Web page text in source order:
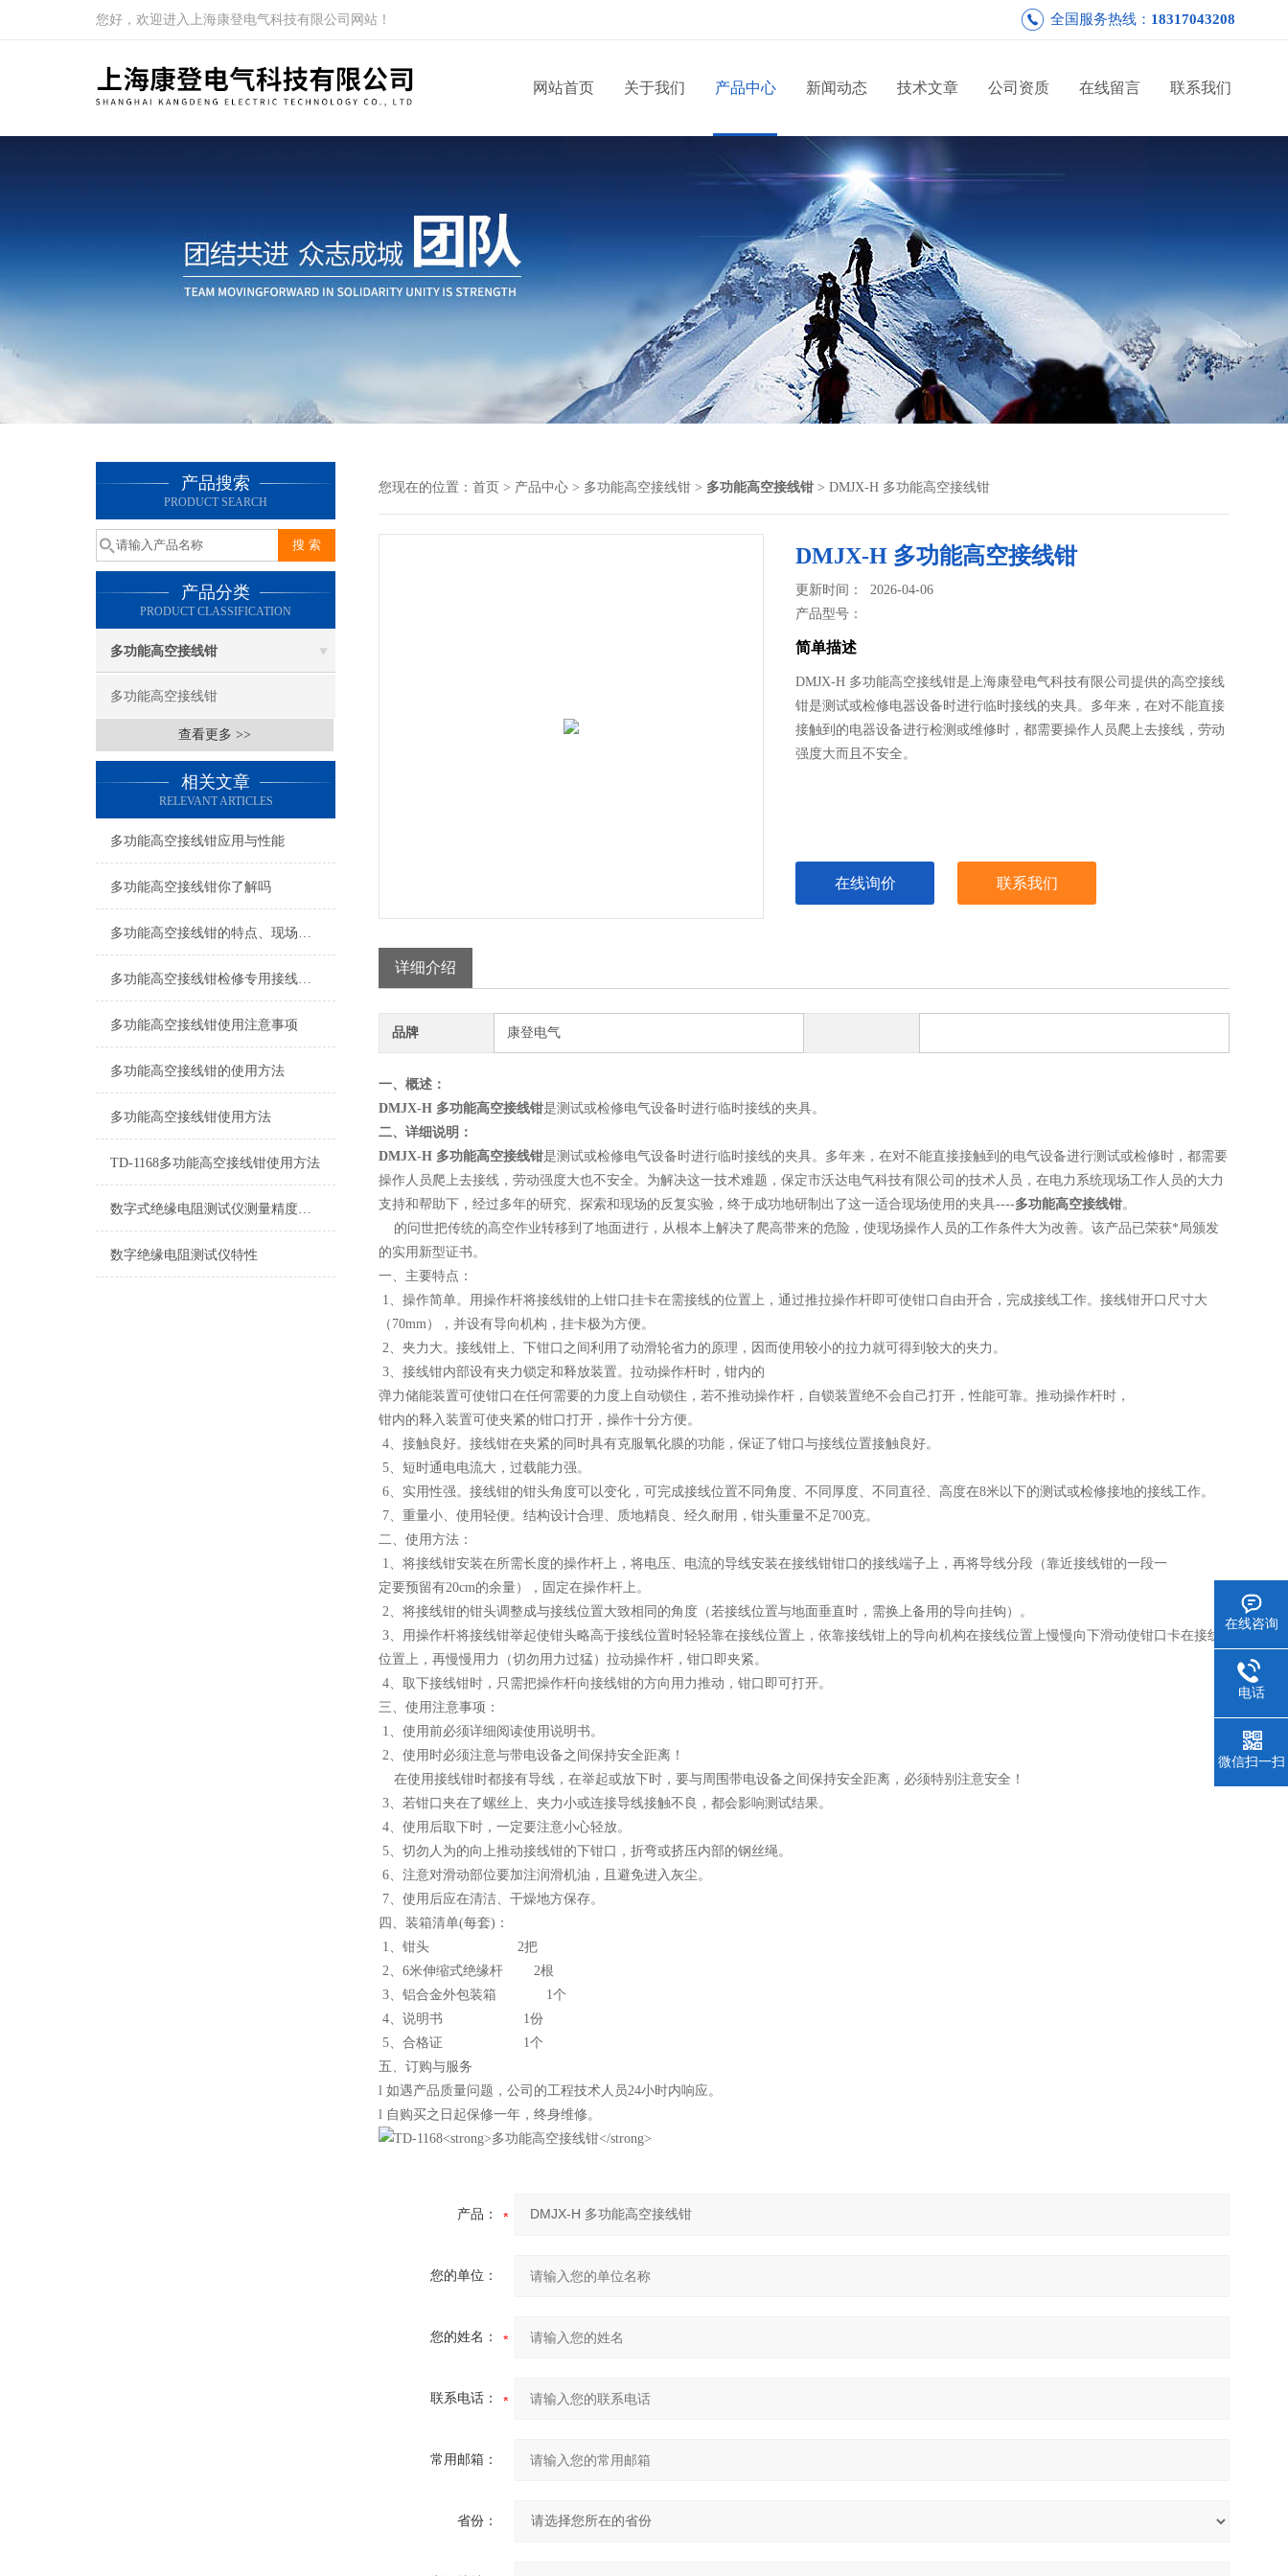
您好，欢迎进入上海康登电气科技有限公司网站！ 全国服务热线： 18317043208
网站首页 关于我们 产品中心 新闻动态 技术文章 公司资质 在线留言 联系我们
产品搜索
PRODUCT SEARCH
产品分类
PRODUCT CLASSIFICATION
多功能高空接线钳
多功能高空接线钳
查看更多 >>
相关文章
RELEVANT ARTICLES
多功能高空接线钳应用与性能
多功能高空接线钳你了解吗
多功能高空接线钳的特点、现场使用方法
多功能高空接线钳检修专用接线工具
多功能高空接线钳使用注意事项
多功能高空接线钳的使用方法
多功能高空接线钳使用方法
TD-1168多功能高空接线钳使用方法
数字式绝缘电阻测试仪测量精度是多少？
数字绝缘电阻测试仪特性
您现在的位置： 首页 > 产品中心 > 多功能高空接线钳 > 多功能高空接线钳 > DMJX-H 多功能高空接线钳
DMJX-H 多功能高空接线钳
更新时间： 2026-04-06
产品型号：
简单描述
DMJX-H 多功能高空接线钳是上海康登电气科技有限公司提供的高空接线
钳是测试或检修电器设备时进行临时接线的夹具。多年来，在对不能直接
接触到的电器设备进行检测或维修时，都需要操作人员爬上去接线，劳动
强度大而且不安全。
在线询价 联系我们
详细介绍
品牌 康登电气
一、概述：
DMJX-H 多功能高空接线钳是测试或检修电气设备时进行临时接线的夹具。
二、详细说明：
DMJX-H 多功能高空接线钳是测试或检修电气设备时进行临时接线的夹具。多年来，在对不能直接接触到的电气设备进行测试或检修时，都需要
操作人员爬上去接线，劳动强度大也不安全。为解决这一技术难题，保定市沃达电气科技有限公司的技术人员，在电力系统现场工作人员的大力
支持和帮助下，经过多年的研究、探索和现场的反复实验，终于成功地研制出了这一适合现场使用的夹具----多功能高空接线钳。
的问世把传统的高空作业转移到了地面进行，从根本上解决了爬高带来的危险，使现场操作人员的工作条件大为改善。该产品已荣获*局颁发
的实用新型证书。
一、主要特点：
1、操作简单。用操作杆将接线钳的上钳口挂卡在需接线的位置上，通过推拉操作杆即可使钳口自由开合，完成接线工作。接线钳开口尺寸大
（70mm），并设有导向机构，挂卡极为方便。
2、夹力大。接线钳上、下钳口之间利用了动滑轮省力的原理，因而使用较小的拉力就可得到较大的夹力。
3、接线钳内部设有夹力锁定和释放装置。拉动操作杆时，钳内的
弹力储能装置可使钳口在任何需要的力度上自动锁住，若不推动操作杆，自锁装置绝不会自己打开，性能可靠。推动操作杆时，
钳内的释入装置可使夹紧的钳口打开，操作十分方便。
4、接触良好。接线钳在夹紧的同时具有克服氧化膜的功能，保证了钳口与接线位置接触良好。
5、短时通电电流大，过载能力强。
6、实用性强。接线钳的钳头角度可以变化，可完成接线位置不同角度、不同厚度、不同直径、高度在8米以下的测试或检修接地的接线工作。
7、重量小、使用轻便。结构设计合理、质地精良、经久耐用，钳头重量不足700克。
二、使用方法：
1、将接线钳安装在所需长度的操作杆上，将电压、电流的导线安装在接线钳钳口的接线端子上，再将导线分段（靠近接线钳的一段一
定要预留有20cm的余量），固定在操作杆上。
2、将接线钳的钳头调整成与接线位置大致相同的角度（若接线位置与地面垂直时，需换上备用的导向挂钩）。
3、用操作杆将接线钳举起使钳头略高于接线位置时轻轻靠在接线位置上，依靠接线钳上的导向机构在接线位置上慢慢向下滑动使钳口卡在接线
位置上，再慢慢用力（切勿用力过猛）拉动操作杆，钳口即夹紧。
4、取下接线钳时，只需把操作杆向接线钳的方向用力推动，钳口即可打开。
三、使用注意事项：
1、使用前必须详细阅读使用说明书。
2、使用时必须注意与带电设备之间保持安全距离！
在使用接线钳时都接有导线，在举起或放下时，要与周围带电设备之间保持安全距离，必须特别注意安全！
3、若钳口夹在了螺丝上、夹力小或连接导线接触不良，都会影响测试结果。
4、使用后取下时，一定要注意小心轻放。
5、切勿人为的向上推动接线钳的下钳口，折弯或挤压内部的钢丝绳。
6、注意对滑动部位要加注润滑机油，且避免进入灰尘。
7、使用后应在清洁、干燥地方保存。
四、装箱清单(每套)：
1、钳头 2把
2、6米伸缩式绝缘杆 2根
3、铝合金外包装箱 1个
4、说明书 1份
5、合格证 1个
五、订购与服务
l 如遇产品质量问题，公司的工程技术人员24小时内响应。
l 自购买之日起保修一年，终身维修。
产品：
您的单位：
您的姓名：
联系电话：
常用邮箱：
省份：
在线咨询
电话
微信扫一扫